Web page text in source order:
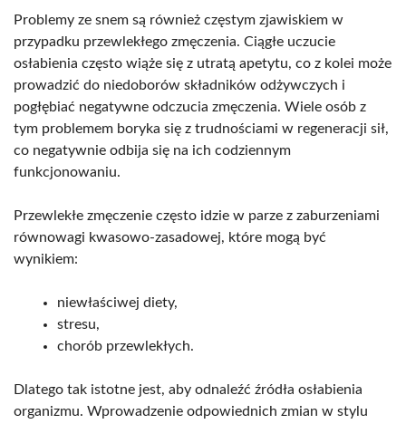
Problemy ze snem są również częstym zjawiskiem w
przypadku przewlekłego zmęczenia. Ciągłe uczucie
osłabienia często wiąże się z utratą apetytu, co z kolei może
prowadzić do niedoborów składników odżywczych i
pogłębiać negatywne odczucia zmęczenia. Wiele osób z
tym problemem boryka się z trudnościami w regeneracji sił,
co negatywnie odbija się na ich codziennym
funkcjonowaniu.
Przewlekłe zmęczenie często idzie w parze z zaburzeniami
równowagi kwasowo-zasadowej, które mogą być
wynikiem:
niewłaściwej diety,
stresu,
chorób przewlekłych.
Dlatego tak istotne jest, aby odnaleźć źródła osłabienia
organizmu. Wprowadzenie odpowiednich zmian w stylu